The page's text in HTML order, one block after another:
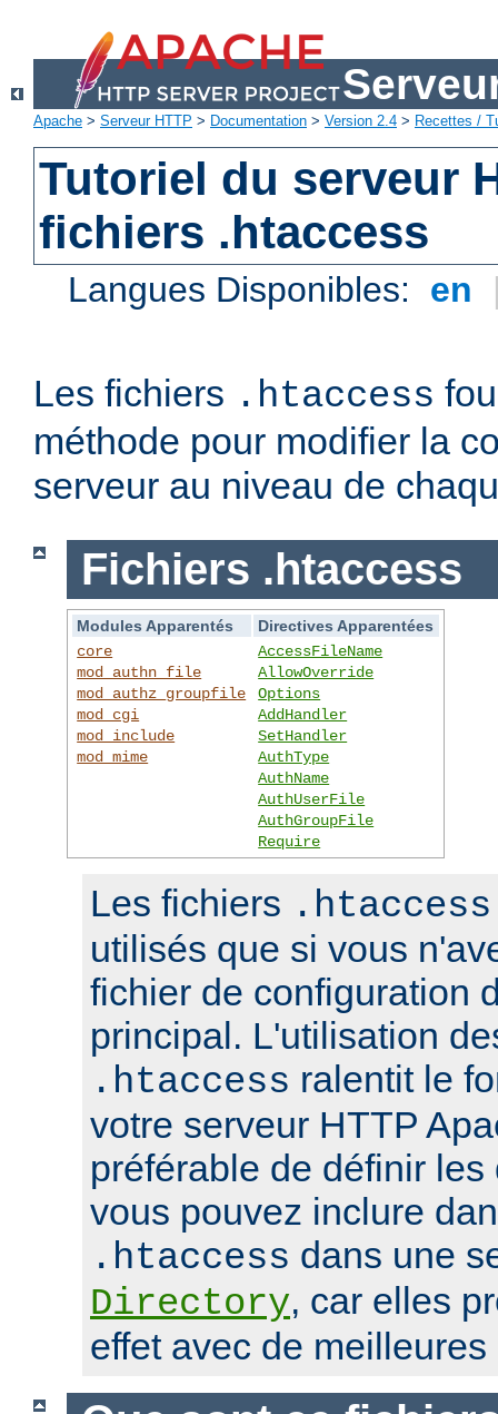
Apache > Serveur HTTP > Documentation > Version 2.4 > Recettes /
Tutoriel du serveur
fichiers .htaccess
Langues Disponibles: en
Les fichiers .htaccess
méthode pour modifier la
serveur au niveau de
Fichiers .htaccess
Modules Apparentés
Directives Apparentées
core
mod_authn_file
mod_authz_groupfile
mod_cgi
mod_include
mod_mime
AccessFileName
AllowOverride
Options
AddHandler
SetHandler
AuthType
AuthName
AuthUserFile
AuthGroupFile
Require
Les fichiers .htaccess
utilisés que si vous
fichier de configuration
principal. L'utilisation
.htaccess ralentit le
votre serveur HTTP
préférable de définir
vous pouvez inclure
.htaccess dans une
Directory, car elles
effet avec de